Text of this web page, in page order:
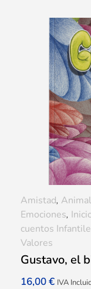
Gustavo, el
16,00€ IVA
Amistad,
Emociones,
cuentos
Valores